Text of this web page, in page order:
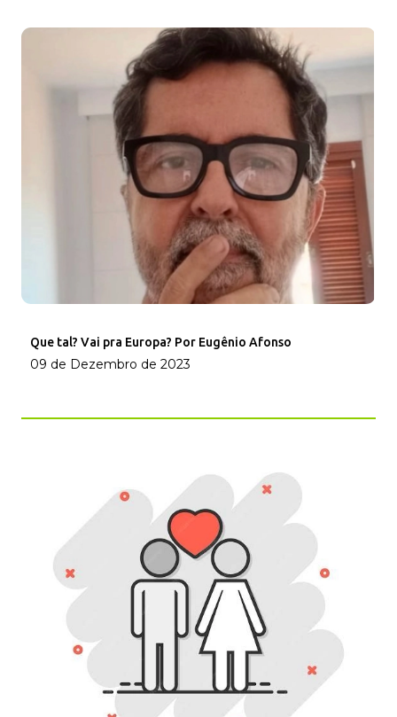
Que tal? Vai pra Europa? Por Eugênio Afonso
09 de Dezembro de 2023